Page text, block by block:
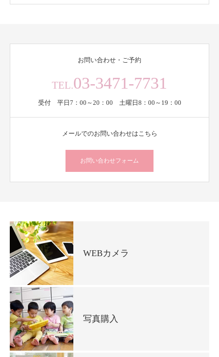
お問い合わせ・ご予約
TEL.03-3471-7731
受付 平日7：00～20：00 土曜日8：00～19：00
メールでのお問い合わせはこちら
お問い合わせフォーム
WEBカメラ
写真購入